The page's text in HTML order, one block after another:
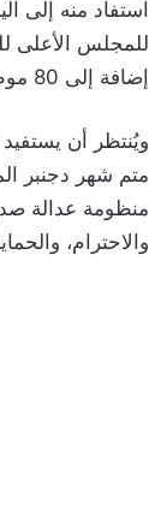
للمجلس الأعلى
إضافة إلى 80 موظفًا من المديرية العامة للأمن الوطني.
متم شهر دجنبر
منظومة عدالة
والاحترام،